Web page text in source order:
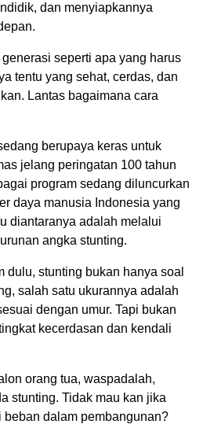
dan menyiapkannya
seperti apa yang harus
tentu yang sehat, cerdas, dan
Lantas bagaimana cara
berupaya keras untuk
jelang peringatan 100 tahun
program sedang diluncurkan
daya manusia Indonesia yang
diantaranya adalah melalui
angka stunting.
dulu, stunting bukan hanya soal
salah satu ukurannya adalah
dengan umur. Tapi bukan
kecerdasan dan kendali
orang tua, waspadalah,
stunting. Tidak mau kan jika
dalam pembangunan?